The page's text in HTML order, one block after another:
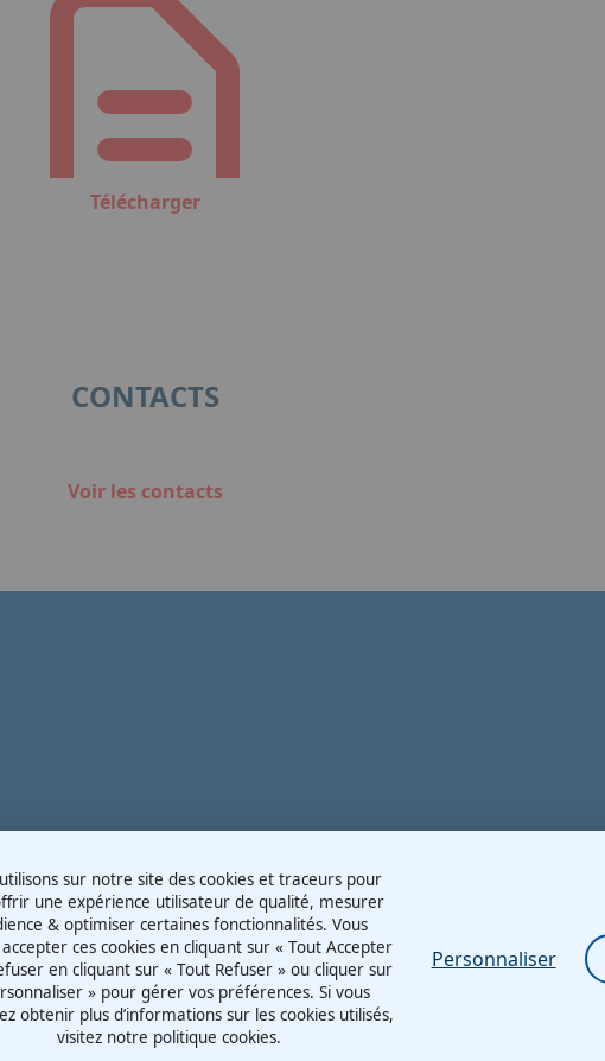
Télécharger
CONTACTS
Voir les contacts
sur notre site des cookies et traceurs pour
une expérience utilisateur de qualité, mesurer
& optimiser certaines fonctionnalités. Vous
ces cookies en cliquant sur « Tout Accepter
en cliquant sur « Tout Refuser » ou cliquer sur
» pour gérer vos préférences. Si vous
obtenir plus d’informations sur les cookies utilisés,
visitez notre politique cookies.
Personnaliser